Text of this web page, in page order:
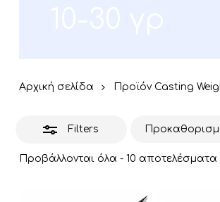
Αρχική σελίδα Προϊόν Casting
Filters
Προβάλλονται όλα - 10 αποτελέσματα